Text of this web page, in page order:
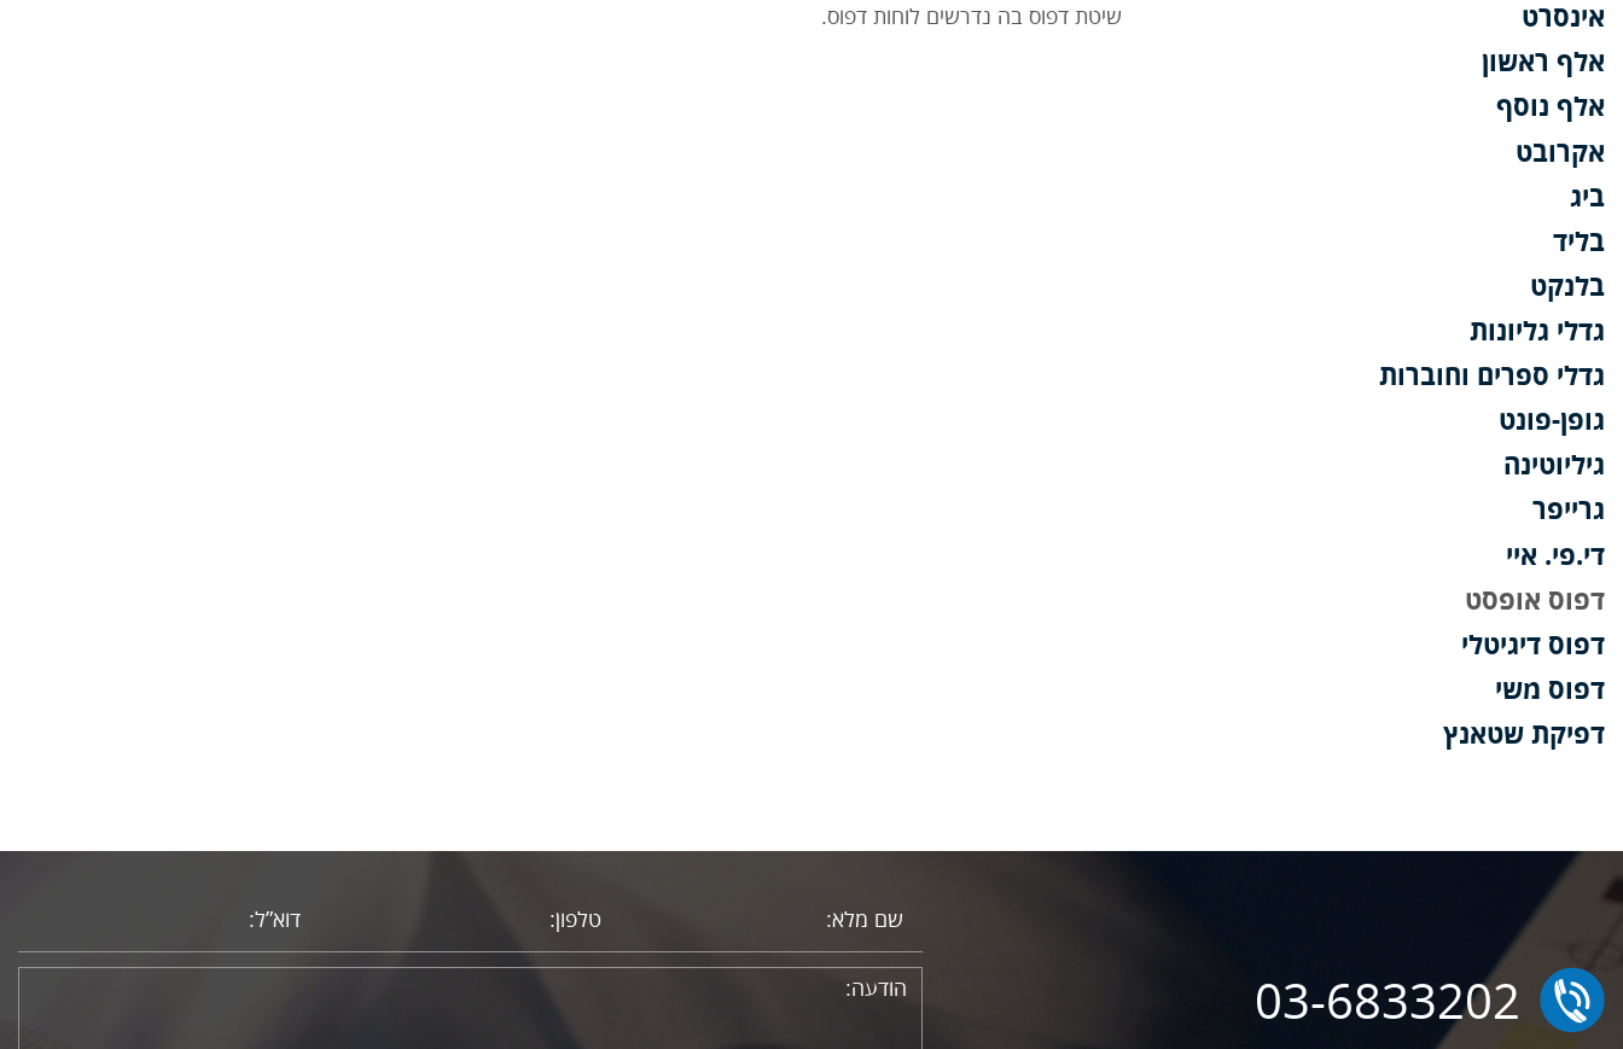
אינסרט
אלף ראשון
אלף נוסף
אקרובט
ביג
בליד
בלנקט
גדלי גליונות
גדלי ספרים וחוברות
גופן-פונט
גיליוטינה
גרייפר
די.פי. איי
דפוס אופסט
דפוס דיגיטלי
דפוס משי
דפיקת שטאנץ
שיטת דפוס בה נדרשים לוחות דפוס.
03-6833202